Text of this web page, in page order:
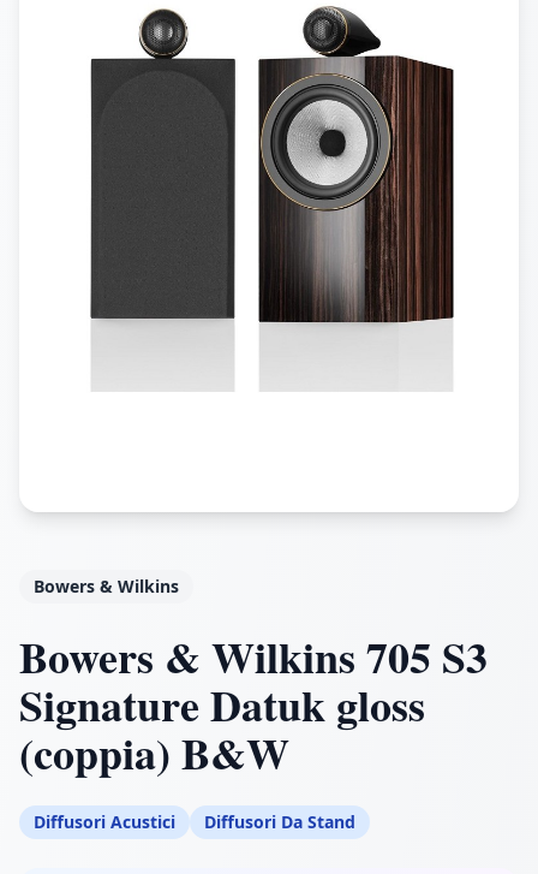
Bowers & Wilkins
Bowers & Wilkins 705 S3
Signature Datuk gloss
(coppia) B&W
Diffusori Acustici Diffusori Da Stand